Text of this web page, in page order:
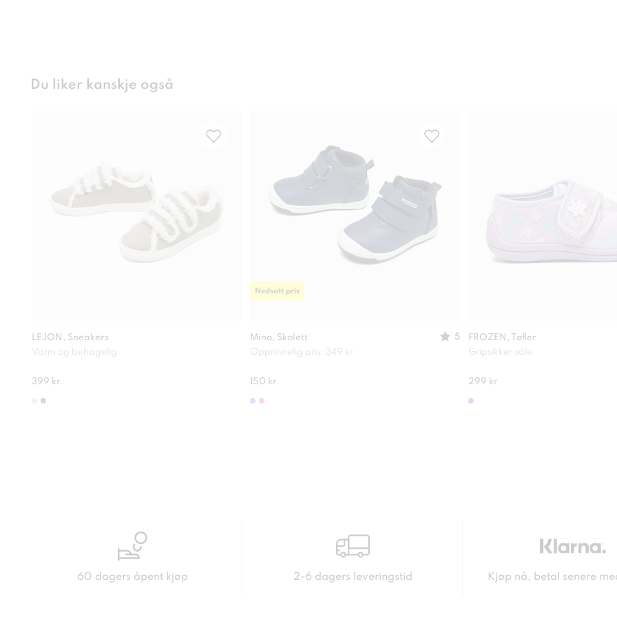
Du liker kanskje også
LEJON, Sneakers
Varm og behagelig
399 kr
Mino, Skolett
5
Opprinnelig pris: 349 kr
150 kr
Nedsatt pris
FROZEN, Tøfler
Gripsikker såle
299 kr
60 dagers åpent kjøp 2-6 dagers leveringstid Kjøp nå, betal senere